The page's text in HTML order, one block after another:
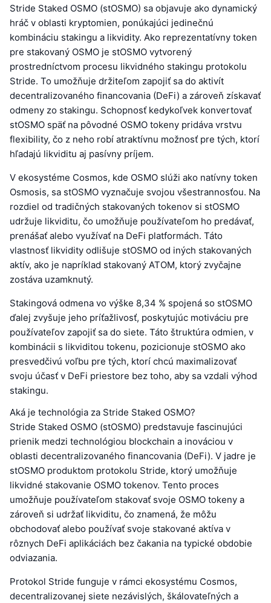
Stride Staked OSMO (stOSMO) sa objavuje ako dynamický
hráč v oblasti kryptomien, ponúkajúci jedinečnú
kombináciu stakingu a likvidity. Ako reprezentatívny token
pre stakovaný OSMO je stOSMO vytvorený
prostredníctvom procesu likvidného stakingu protokolu
Stride. To umožňuje držiteľom zapojiť sa do aktivít
decentralizovaného financovania (DeFi) a zároveň získavať
odmeny zo stakingu. Schopnosť kedykoľvek konvertovať
stOSMO späť na pôvodné OSMO tokeny pridáva vrstvu
flexibility, čo z neho robí atraktívnu možnosť pre tých, ktorí
hľadajú likviditu aj pasívny príjem.
V ekosystéme Cosmos, kde OSMO slúži ako natívny token
Osmosis, sa stOSMO vyznačuje svojou všestrannosťou. Na
rozdiel od tradičných stakovaných tokenov si stOSMO
udržuje likviditu, čo umožňuje používateľom ho predávať,
prenášať alebo využívať na DeFi platformách. Táto
vlastnosť likvidity odlišuje stOSMO od iných stakovaných
aktív, ako je napríklad stakovaný ATOM, ktorý zvyčajne
zostáva uzamknutý.
Stakingová odmena vo výške 8,34 % spojená so stOSMO
ďalej zvyšuje jeho príťažlivosť, poskytujúc motiváciu pre
používateľov zapojiť sa do siete. Táto štruktúra odmien, v
kombinácii s likviditou tokenu, pozicionuje stOSMO ako
presvedčivú voľbu pre tých, ktorí chcú maximalizovať
svoju účasť v DeFi priestore bez toho, aby sa vzdali výhod
stakingu.
Aká je technológia za Stride Staked OSMO?
Stride Staked OSMO (stOSMO) predstavuje fascinujúci
prienik medzi technológiou blockchain a inováciou v
oblasti decentralizovaného financovania (DeFi). V jadre je
stOSMO produktom protokolu Stride, ktorý umožňuje
likvidné stakovanie OSMO tokenov. Tento proces
umožňuje používateľom stakovať svoje OSMO tokeny a
zároveň si udržať likviditu, čo znamená, že môžu
obchodovať alebo používať svoje stakované aktíva v
rôznych DeFi aplikáciách bez čakania na typické obdobie
odviazania.
Protokol Stride funguje v rámci ekosystému Cosmos,
decentralizovanej siete nezávislých, škálovateľných a